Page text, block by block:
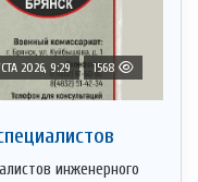
2026, 9:29 1568
инженерного